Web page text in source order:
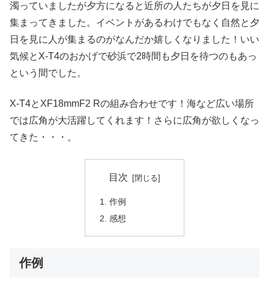
濁っていましたが夕方になると近所の人たちが夕日を見に
集まってきました。イベントがあるわけでもなく自然と夕
日を見に人が集まるのがなんだか嬉しくなりました！いい
気候とX-T4のおかげで砂浜で2時間も夕日を待つのもあっ
という間でした。
X-T4とXF18mmF2 Rの組み合わせです！海など広い場所
では広角が大活躍してくれます！さらに広角が欲しくなっ
てきた・・・。
目次
作例
感想
作例